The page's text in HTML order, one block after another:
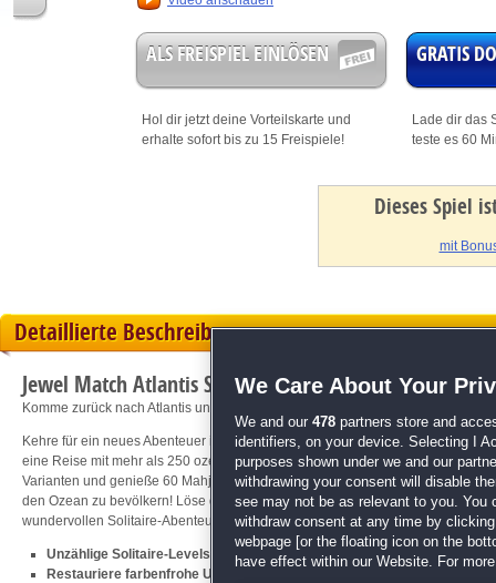
ALS FREISPIEL EINLÖSEN
Hol dir jetzt deine Vorteilskarte und
erhalte sofort bis zu 15 Freispiele!
GRATIS
Lade dir das
teste es 60
Dieses Spiel
mit
Detaillierte Beschreibung
Jewel Match Atlantis Solitaire 2
Komme zurück nach Atlantis und erlebe ein neues Abenteuer!
Kehre für ein neues Abenteuer in die atemberaubende Unterwasserwelt von
eine Reise mit mehr als 250 ozeanischen Levels und restauriere 5
Varianten und genieße 60 Mahjong-Levels. Meistere unzählige
den Ozean zu bevölkern! Löse die brandneuen Riesen- und Rätsel-Levels
wundervollen Solitaire-Abenteuer!
Unzählige Solitaire-Levels
Restauriere farbenfrohe Unterwasser-Szenen
We Care About Your
We and our 478 partners store and
identifiers, on your device. Selecting I
purposes shown under we and our
withdrawing your consent will disable
see may not be as relevant to you. You
withdraw consent at any time by
webpage [or the floating icon on the
have effect within our Website. For